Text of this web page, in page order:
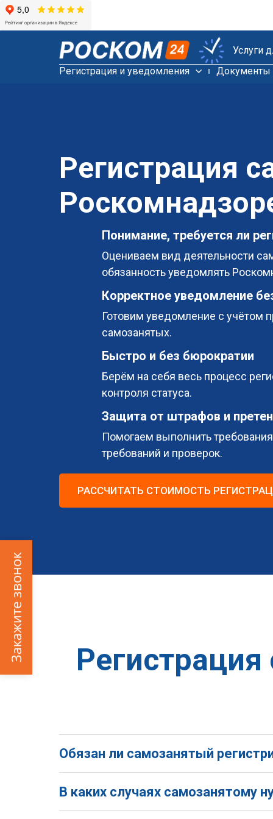
Услуги
Регистрация и уведомления Документы
Регистрация
Понимание, требуется ли
Оцениваем вид деятельности
обязанность уведомлять
Корректное уведомление
Готовим уведомление с учётом
самозанятых.
Быстро и без бюрократии
Берём на себя весь процесс
контроля статуса.
Защита от штрафов и
Помогаем выполнить
требований и проверок.
РАССЧИТАТЬ СТОИМОСТЬ
Обязан ли самозанятый
В каких случаях самозанятому
Закажите звонок